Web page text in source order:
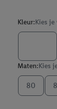
Kleur:Kies
Maten:Kies
80